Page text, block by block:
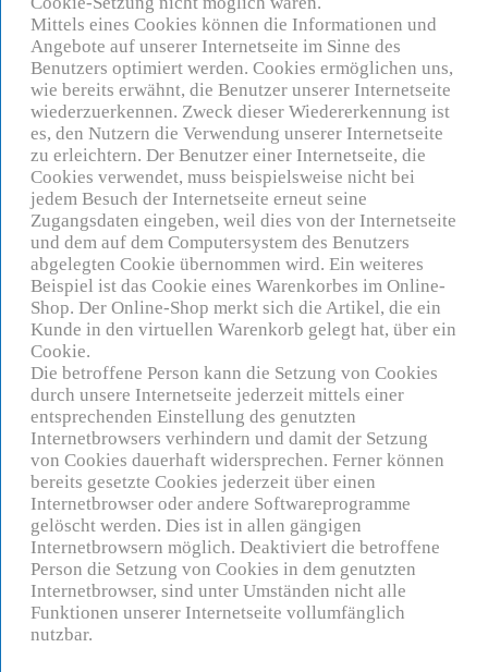
Mittels eines Cookies können die Informationen und
Angebote auf unserer Internetseite im Sinne des
Benutzers optimiert werden. Cookies ermöglichen uns,
wie bereits erwähnt, die Benutzer unserer Internetseite
wiederzuerkennen. Zweck dieser Wiedererkennung ist
es, den Nutzern die Verwendung unserer Internetseite
zu erleichtern. Der Benutzer einer Internetseite, die
Cookies verwendet, muss beispielsweise nicht bei
jedem Besuch der Internetseite erneut seine
Zugangsdaten eingeben, weil dies von der Internetseite
und dem auf dem Computersystem des Benutzers
abgelegten Cookie übernommen wird. Ein weiteres
Beispiel ist das Cookie eines Warenkorbes im Online-
Shop. Der Online-Shop merkt sich die Artikel, die ein
Kunde in den virtuellen Warenkorb gelegt hat, über ein
Cookie.
Die betroffene Person kann die Setzung von Cookies
durch unsere Internetseite jederzeit mittels einer
entsprechenden Einstellung des genutzten
Internetbrowsers verhindern und damit der Setzung
von Cookies dauerhaft widersprechen. Ferner können
bereits gesetzte Cookies jederzeit über einen
Internetbrowser oder andere Softwareprogramme
gelöscht werden. Dies ist in allen gängigen
Internetbrowsern möglich. Deaktiviert die betroffene
Person die Setzung von Cookies in dem genutzten
Internetbrowser, sind unter Umständen nicht alle
Funktionen unserer Internetseite vollumfänglich
nutzbar.